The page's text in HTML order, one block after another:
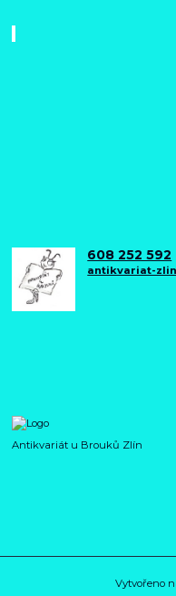
608 252 592
antikvariat-
Antikvariát u Brouků Zlín
Vytvořeno